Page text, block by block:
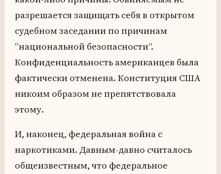
разрешается защищать себя в открытом
судебном заседании по причинам
“национальной безопасности”.
Конфиденциальность американцев была
фактически отменена. Конституция США
никоим образом не препятствовала
этому.
И, наконец, федеральная война с
наркотиками. Давным-давно считалось
общеизвестным, что федеральное